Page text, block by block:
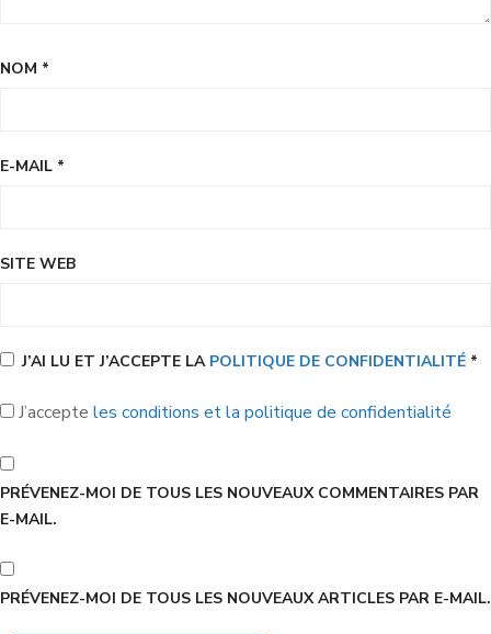
NOM *
E-MAIL *
SITE WEB
J’AI LU ET J’ACCEPTE LA POLITIQUE DE CONFIDENTIALITÉ *
J’accepte les conditions et la politique de confidentialité
PRÉVENEZ-MOI DE TOUS LES NOUVEAUX COMMENTAIRES PAR
E-MAIL.
PRÉVENEZ-MOI DE TOUS LES NOUVEAUX ARTICLES PAR E-MAIL.